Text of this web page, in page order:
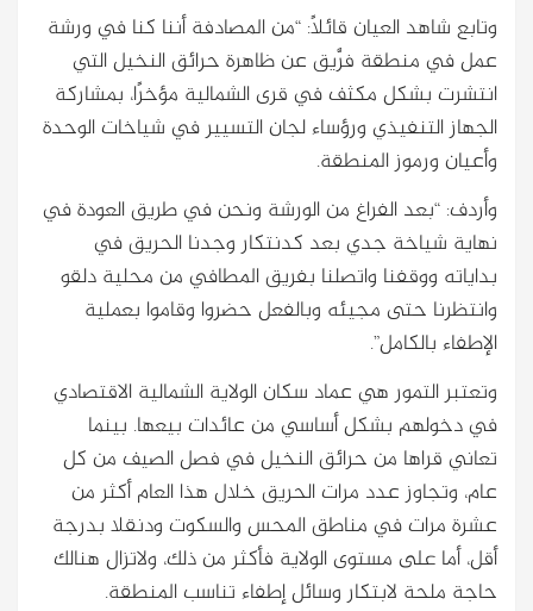
وتابع شاهد العيان قائلاً: “من المصادفة أننا كنا في ورشة
عمل في منطقة فرَّيق عن ظاهرة حرائق النخيل التي
انتشرت بشكل مكثف في قرى الشمالية مؤخرًا، بمشاركة
الجهاز التنفيذي ورؤساء لجان التسيير في شياخات الوحدة
وأعيان ورموز المنطقة.
وأردف: “بعد الفراغ من الورشة ونحن في طريق العودة في
نهاية شياخة جدي بعد كدنتكار وجدنا الحريق في
بداياته ووقفنا واتصلنا بفريق المطافي من محلية دلقو
وانتظرنا حتى مجيئه وبالفعل حضروا وقاموا بعملية
الإطفاء بالكامل”.
وتعتبر التمور هي عماد سكان الولاية الشمالية الاقتصادي
في دخولهم بشكل أساسي من عائدات بيعها. بينما
تعاني قراها من حرائق النخيل في فصل الصيف من كل
عام، وتجاوز عدد مرات الحريق خلال هذا العام أكثر من
عشرة مرات في مناطق المحس والسكوت ودنقلا بدرجة
أقل، أما على مستوى الولاية فأكثر من ذلك، ولاتزال هنالك
حاجة ملحة لابتكار وسائل إطفاء تناسب المنطقة.